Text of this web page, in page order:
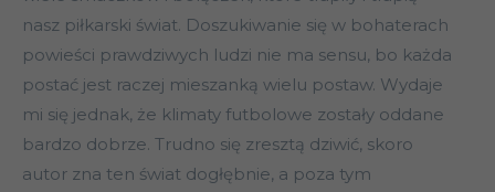
nasz piłkarski świat. Doszukiwanie się w bohaterach
powieści prawdziwych ludzi nie ma sensu, bo każda
postać jest raczej mieszanką wielu postaw. Wydaje
mi się jednak, że klimaty futbolowe zostały oddane
bardzo dobrze. Trudno się zresztą dziwić, skoro
autor zna ten świat dogłębnie, a poza tym